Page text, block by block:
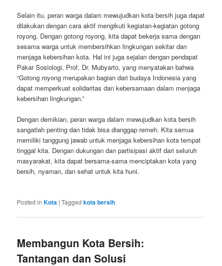
Selain itu, peran warga dalam mewujudkan kota bersih juga dapat
dilakukan dengan cara aktif mengikuti kegiatan-kegiatan gotong
royong. Dengan gotong royong, kita dapat bekerja sama dengan
sesama warga untuk membersihkan lingkungan sekitar dan
menjaga kebersihan kota. Hal ini juga sejalan dengan pendapat
Pakar Sosiologi, Prof. Dr. Mubyarto, yang menyatakan bahwa
“Gotong royong merupakan bagian dari budaya Indonesia yang
dapat memperkuat solidaritas dan kebersamaan dalam menjaga
kebersihan lingkungan.”
Dengan demikian, peran warga dalam mewujudkan kota bersih
sangatlah penting dan tidak bisa dianggap remeh. Kita semua
memiliki tanggung jawab untuk menjaga kebersihan kota tempat
tinggal kita. Dengan dukungan dan partisipasi aktif dari seluruh
masyarakat, kita dapat bersama-sama menciptakan kota yang
bersih, nyaman, dan sehat untuk kita huni.
Posted in Kota |Tagged kota bersih
Membangun Kota Bersih:
Tantangan dan Solusi